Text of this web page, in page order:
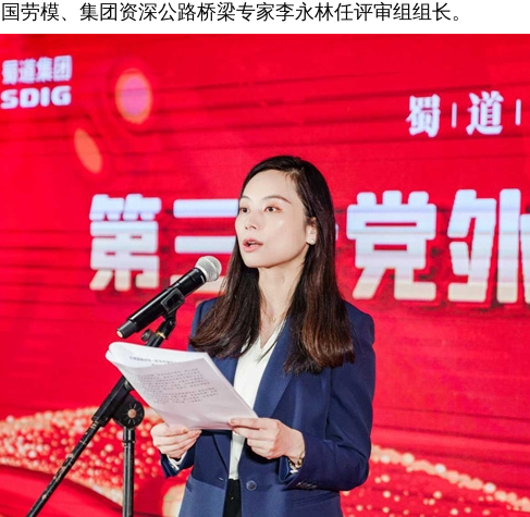
劳模、集团资深公路桥梁专家李永林任评审组组长。